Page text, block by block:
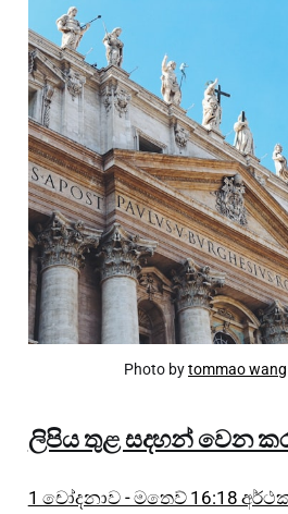
Photo bytommao wang
ලිපිය තුළ සදහන් වෙන
1 චෝදනාව - මතෙව් 16:18